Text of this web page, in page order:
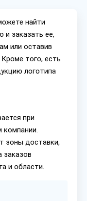
найти
и заказать ее,
или оставив
того, есть
логотипа
при
компании.
зоны доставки,
заказов
и области.